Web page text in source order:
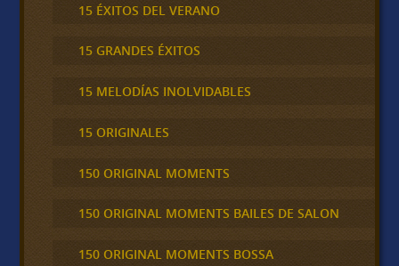
15 ÉXITOS DEL VERANO
15 GRANDES ÉXITOS
15 MELODÍAS INOLVIDABLES
15 ORIGINALES
150 ORIGINAL MOMENTS
150 ORIGINAL MOMENTS BAILES DE SALON
150 ORIGINAL MOMENTS BOSSA